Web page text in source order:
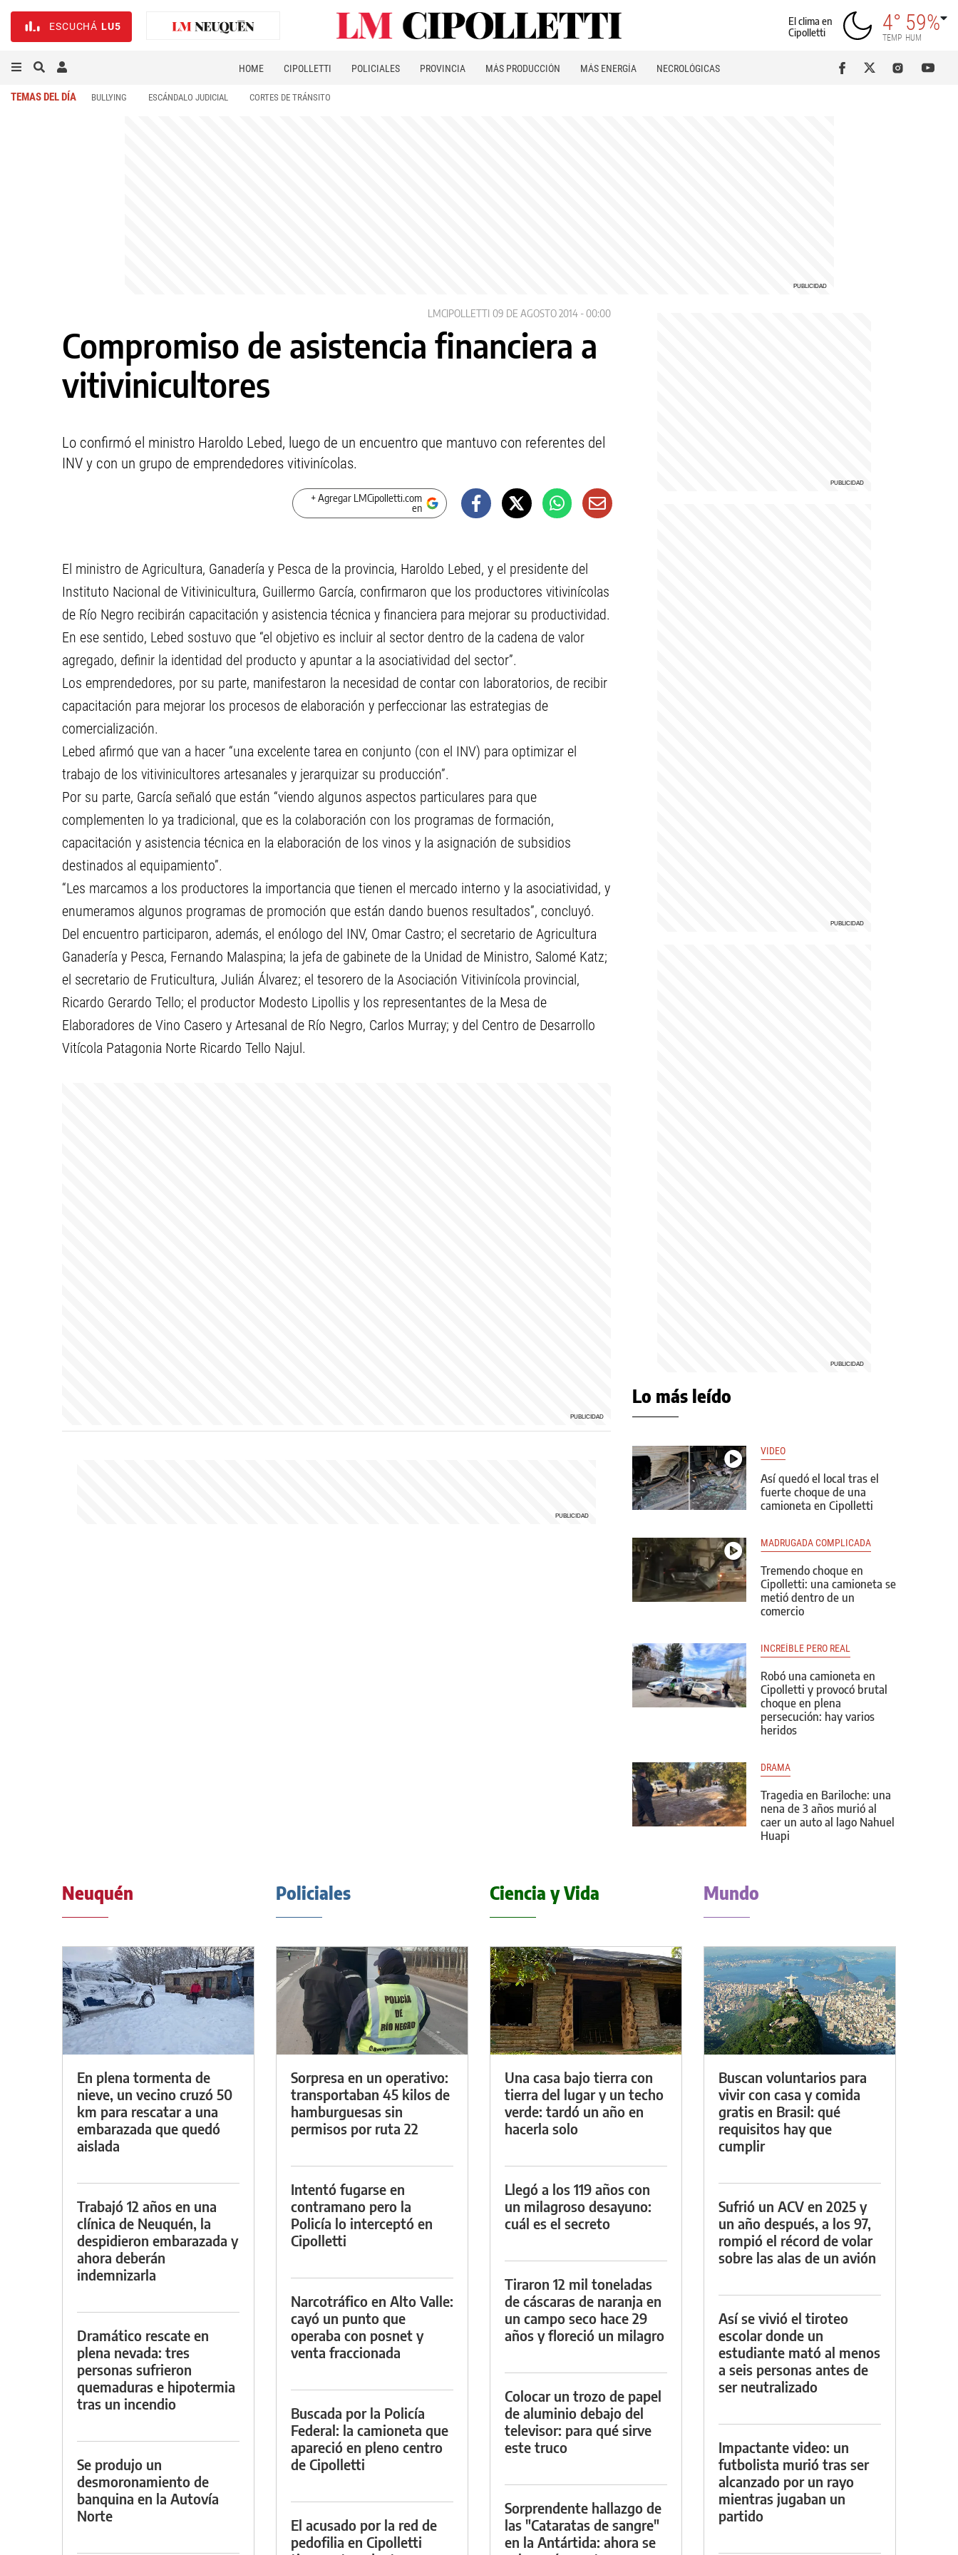
ESCUCHÁ LU5
El clima en
Cipolletti
4°
TEMP
59%
HUM
HOME CIPOLLETTI POLICIALES PROVINCIA MÁS PRODUCCIÓN MÁS ENERGÍA NECROLÓGICAS
TEMAS DEL DÍA BULLYING ESCÁNDALO JUDICIAL CORTES DE TRÁNSITO
LMCIPOLLETTI 09 DE AGOSTO 2014 - 00:00
Compromiso de asistencia financiera a
vitivinicultores
Lo confirmó el ministro Haroldo Lebed, luego de un encuentro que mantuvo con referentes del
INV y con un grupo de emprendedores vitivinícolas.
+ Agregar LMCipolletti.com
en
El ministro de Agricultura, Ganadería y Pesca de la provincia, Haroldo Lebed, y el presidente del
Instituto Nacional de Vitivinicultura, Guillermo García, confirmaron que los productores vitivinícolas
de Río Negro recibirán capacitación y asistencia técnica y financiera para mejorar su productividad.
En ese sentido, Lebed sostuvo que “el objetivo es incluir al sector dentro de la cadena de valor
agregado, definir la identidad del producto y apuntar a la asociatividad del sector”.
Los emprendedores, por su parte, manifestaron la necesidad de contar con laboratorios, de recibir
capacitación para mejorar los procesos de elaboración y perfeccionar las estrategias de
comercialización.
Lebed afirmó que van a hacer “una excelente tarea en conjunto (con el INV) para optimizar el
trabajo de los vitivinicultores artesanales y jerarquizar su producción”.
Por su parte, García señaló que están “viendo algunos aspectos particulares para que
complementen lo ya tradicional, que es la colaboración con los programas de formación,
capacitación y asistencia técnica en la elaboración de los vinos y la asignación de subsidios
destinados al equipamiento”.
“Les marcamos a los productores la importancia que tienen el mercado interno y la asociatividad, y
enumeramos algunos programas de promoción que están dando buenos resultados”, concluyó.
Del encuentro participaron, además, el enólogo del INV, Omar Castro; el secretario de Agricultura
Ganadería y Pesca, Fernando Malaspina; la jefa de gabinete de la Unidad de Ministro, Salomé Katz;
el secretario de Fruticultura, Julián Álvarez; el tesorero de la Asociación Vitivinícola provincial,
Ricardo Gerardo Tello; el productor Modesto Lipollis y los representantes de la Mesa de
Elaboradores de Vino Casero y Artesanal de Río Negro, Carlos Murray; y del Centro de Desarrollo
Vitícola Patagonia Norte Ricardo Tello Najul.
Lo más leído
VIDEO
Así quedó el local tras el
fuerte choque de una
camioneta en Cipolletti
MADRUGADA COMPLICADA
Tremendo choque en
Cipolletti: una camioneta se
metió dentro de un
comercio
INCREÍBLE PERO REAL
Robó una camioneta en
Cipolletti y provocó brutal
choque en plena
persecución: hay varios
heridos
DRAMA
Tragedia en Bariloche: una
nena de 3 años murió al
caer un auto al lago Nahuel
Huapi
Neuquén
En plena tormenta de
nieve, un vecino cruzó 50
km para rescatar a una
embarazada que quedó
aislada
Trabajó 12 años en una
clínica de Neuquén, la
despidieron embarazada y
ahora deberán
indemnizarla
Dramático rescate en
plena nevada: tres
personas sufrieron
quemaduras e hipotermia
tras un incendio
Se produjo un
desmoronamiento de
banquina en la Autovía
Norte
Policiales
Sorpresa en un operativo:
transportaban 45 kilos de
hamburguesas sin
permisos por ruta 22
Intentó fugarse en
contramano pero la
Policía lo interceptó en
Cipolletti
Narcotráfico en Alto Valle:
cayó un punto que
operaba con posnet y
venta fraccionada
Buscada por la Policía
Federal: la camioneta que
apareció en pleno centro
de Cipolletti
El acusado por la red de
pedofilia en Cipolletti
Ciencia y Vida
Una casa bajo tierra con
tierra del lugar y un techo
verde: tardó un año en
hacerla solo
Llegó a los 119 años con
un milagroso desayuno:
cuál es el secreto
Tiraron 12 mil toneladas
de cáscaras de naranja en
un campo seco hace 29
años y floreció un milagro
Colocar un trozo de papel
de aluminio debajo del
televisor: para qué sirve
este truco
Sorprendente hallazgo de
las "Cataratas de sangre"
en la Antártida: ahora se
Mundo
Buscan voluntarios para
vivir con casa y comida
gratis en Brasil: qué
requisitos hay que
cumplir
Sufrió un ACV en 2025 y
un año después, a los 97,
rompió el récord de volar
sobre las alas de un avión
Así se vivió el tiroteo
escolar donde un
estudiante mató al menos
a seis personas antes de
ser neutralizado
Impactante video: un
futbolista murió tras ser
alcanzado por un rayo
mientras jugaban un
partido